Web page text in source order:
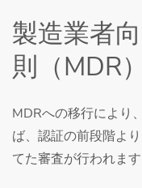
製造業者
則（MDR
MDRへの移行により
ば、認証の前段階よ
てた審査が行われます